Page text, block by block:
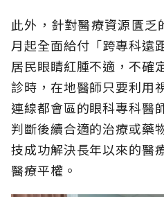
此外，針對醫療資源匱
月起全面給付「跨專科遠
居民眼睛紅腫不適，不確
診時，在地醫師只要利用
連線都會區的眼科專科醫
判斷後續合適的治療或藥
技成功解決長年以來的醫
醫療平權。